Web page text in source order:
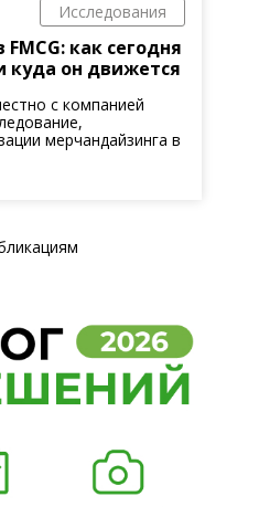
Исследования
как сегодня
куда он движется
с компанией
мерчандайзинга в